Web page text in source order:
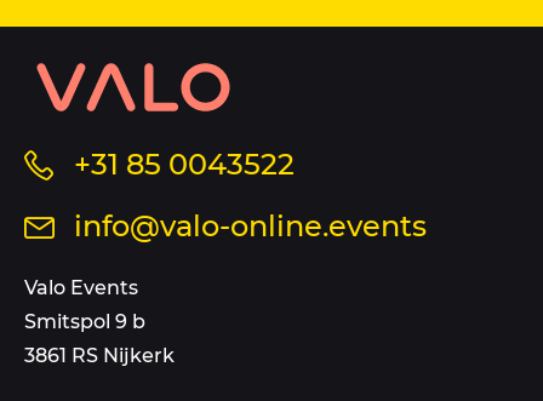
Contact
informatie
sitemap+31 85 0043522
op
Stuur
mail
aan
info@valo-online.events
Valo Events
Smitspol 9 b
3861 RS Nijkerk